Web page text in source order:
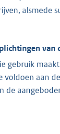
alsmede
van
gebruik
voldoen aan
de